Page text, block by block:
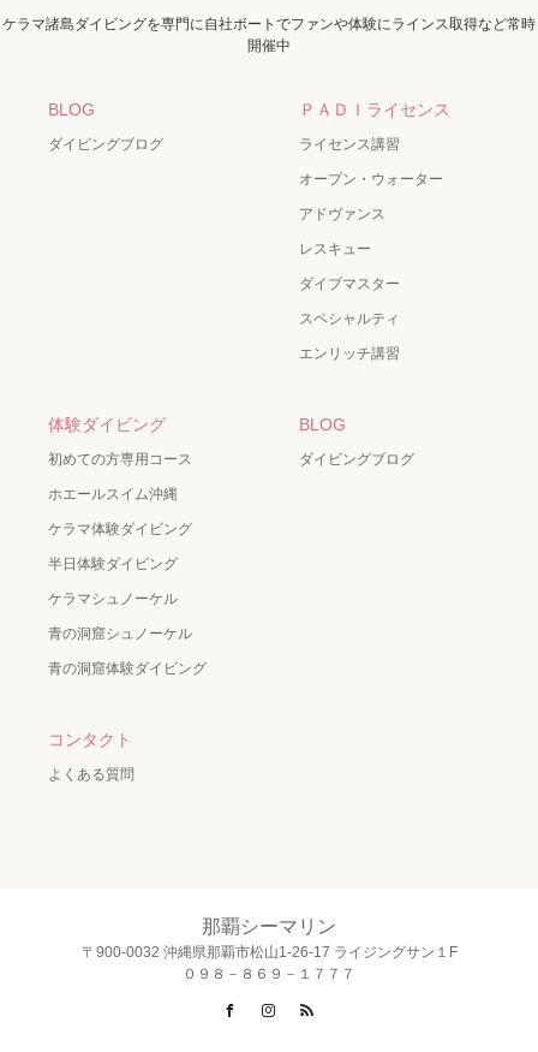
ケラマ諸島ダイビングを専門に自社ボートでファンや体験にラインス取得など常時
開催中
BLOG
ダイビングブログ
ＰＡＤＩライセンス
ライセンス講習
オープン・ウォーター
アドヴァンス
レスキュー
ダイブマスター
スペシャルティ
エンリッチ講習
体験ダイビング
初めての方専用コース
ホエールスイム沖縄
ケラマ体験ダイビング
半日体験ダイビング
ケラマシュノーケル
青の洞窟シュノーケル
青の洞窟体験ダイビング
BLOG
ダイビングブログ
コンタクト
よくある質問
那覇シーマリン
〒900-0032 沖縄県那覇市松山1-26-17 ライジングサン１F
０９８－８６９－１７７７
FacebookInstagram